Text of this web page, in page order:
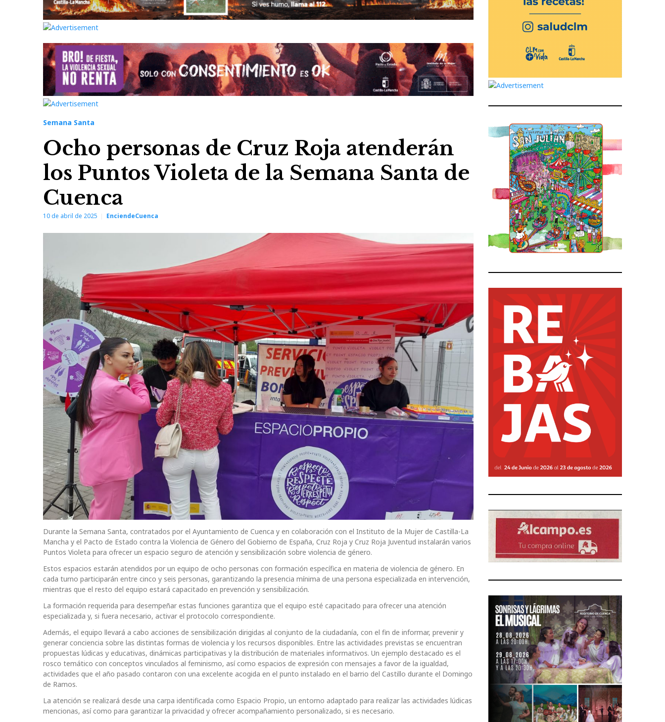
Semana Santa
Ocho personas de Cruz Roja atenderán
los Puntos Violeta de la Semana Santa de
Cuenca
10 de abril de 2025 EnciendeCuenca
Durante la Semana Santa, contratados por el Ayuntamiento de Cuenca y en colaboración con el Instituto de la Mujer de Castilla-La
Mancha y el Pacto de Estado contra la Violencia de Género del Gobierno de España, Cruz Roja y Cruz Roja Juventud instalarán varios
Puntos Violeta para ofrecer un espacio seguro de atención y sensibilización sobre violencia de género.
Estos espacios estarán atendidos por un equipo de ocho personas con formación específica en materia de violencia de género. En
cada turno participarán entre cinco y seis personas, garantizando la presencia mínima de una persona especializada en intervención,
mientras que el resto del equipo estará capacitado en prevención y sensibilización.
La formación requerida para desempeñar estas funciones garantiza que el equipo esté capacitado para ofrecer una atención
especializada y, si fuera necesario, activar el protocolo correspondiente.
Además, el equipo llevará a cabo acciones de sensibilización dirigidas al conjunto de la ciudadanía, con el fin de informar, prevenir y
generar conciencia sobre las distintas formas de violencia y los recursos disponibles. Entre las actividades previstas se encuentran
propuestas lúdicas y educativas, dinámicas participativas y la distribución de materiales informativos. Un ejemplo destacado es el
rosco temático con conceptos vinculados al feminismo, así como espacios de expresión con mensajes a favor de la igualdad,
actividades que el año pasado contaron con una excelente acogida en el punto instalado en el barrio del Castillo durante el Domingo
de Ramos.
La atención se realizará desde una carpa identificada como Espacio Propio, un entorno adaptado para realizar las actividades lúdicas
mencionas, así como para garantizar la privacidad y ofrecer acompañamiento personalizado, si es necesario.